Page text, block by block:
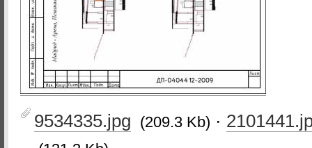
9534335.jpg (209.3 Kb) ·